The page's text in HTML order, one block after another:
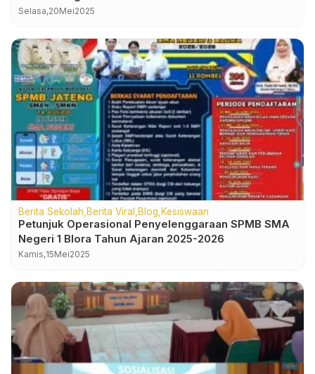
Selasa,20Mei2025
Berita Sekolah Berita Viral Blog Kesiswaan
Petunjuk Operasional Penyelenggaraan SPMB SMA
Negeri 1 Blora Tahun Ajaran 2025-2026
Kamis,15Mei2025